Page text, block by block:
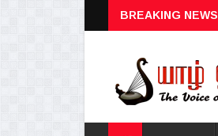
BREAKING NEWS